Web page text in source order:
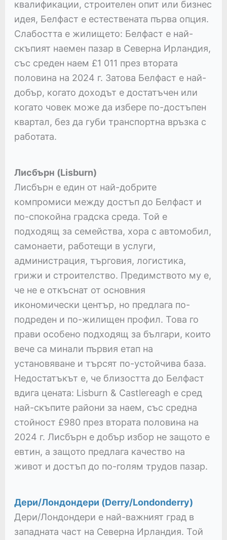
квалификации, строителен опит или бизнес
идея, Белфаст е естествената първа опция.
Слабостта е жилището: Белфаст е най-
скъпият наемен пазар в Северна Ирландия,
със среден наем £1 011 през втората
половина на 2024 г. Затова Белфаст е най-
добър, когато доходът е достатъчен или
когато човек може да избере по-достъпен
квартал, без да губи транспортна връзка с
работата.
Лисбърн (Lisburn)
Лисбърн е един от най-добрите
компромиси между достъп до Белфаст и
по-спокойна градска среда. Той е
подходящ за семейства, хора с автомобил,
самонаети, работещи в услуги,
администрация, търговия, логистика,
грижи и строителство. Предимството му е,
че не е откъснат от основния
икономически център, но предлага по-
подреден и по-жилищен профил. Това го
прави особено подходящ за българи, които
вече са минали първия етап на
установяване и търсят по-устойчива база.
Недостатъкът е, че близостта до Белфаст
вдига цената: Lisburn & Castlereagh е сред
най-скъпите райони за наем, със средна
стойност £980 през втората половина на
2024 г. Лисбърн е добър избор не защото е
евтин, а защото предлага качество на
живот и достъп до по-голям трудов пазар.
Дери/Лондондери (Derry/Londonderry)
Дери/Лондондери е най-важният град в
западната част на Северна Ирландия. Той